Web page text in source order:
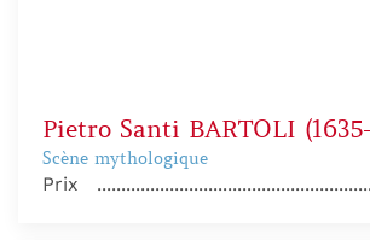
Pietro Santi BARTOLI
Scène mythologique
Prix